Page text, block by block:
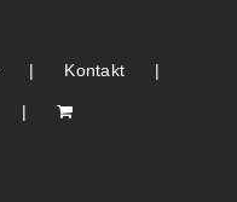
Kontakt